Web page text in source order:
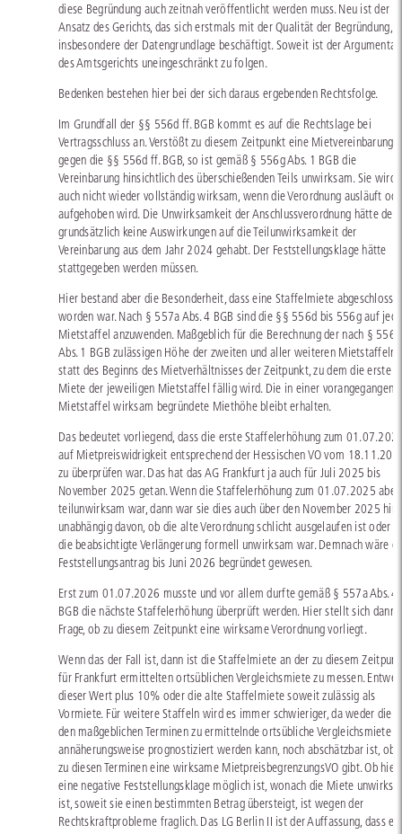
diese Begründung auch zeitnah veröffentlicht werden muss. Neu ist der
Ansatz des Gerichts, das sich erstmals mit der Qualität der Begründung,
insbesondere der Datengrundlage beschäftigt. Soweit ist der
des Amtsgerichts uneingeschränkt zu folgen.
Bedenken bestehen hier bei der sich daraus ergebenden Rechtsfolge.
Im Grundfall der §§ 556d ff. BGB kommt es auf die Rechtslage bei
Vertragsschluss an. Verstößt zu diesem Zeitpunkt eine Mietvereinbarung
gegen die §§ 556d ff. BGB, so ist gemäß § 556g Abs. 1 BGB die
Vereinbarung hinsichtlich des überschießenden Teils unwirksam. Sie wird
auch nicht wieder vollständig wirksam, wenn die Verordnung ausläuft
aufgehoben wird. Die Unwirksamkeit der Anschlussverordnung hätte
grundsätzlich keine Auswirkungen auf die Teilunwirksamkeit der
Vereinbarung aus dem Jahr 2024 gehabt. Der Feststellungsklage hätte
stattgegeben werden müssen.
Hier bestand aber die Besonderheit, dass eine Staffelmiete
worden war. Nach § 557a Abs. 4 BGB sind die §§ 556d bis 556g auf jede
Mietstaffel anzuwenden. Maßgeblich für die Berechnung der nach § 556d
Abs. 1 BGB zulässigen Höhe der zweiten und aller weiteren Mietstaffeln
statt des Beginns des Mietverhältnisses der Zeitpunkt, zu dem die erste
Miete der jeweiligen Mietstaffel fällig wird. Die in einer
Mietstaffel wirksam begründete Miethöhe bleibt erhalten.
Das bedeutet vorliegend, dass die erste Staffelerhöhung zum
auf Mietpreiswidrigkeit entsprechend der Hessischen VO vom
zu überprüfen war. Das hat das AG Frankfurt ja auch für Juli 2025 bis
November 2025 getan. Wenn die Staffelerhöhung zum 01.07.2025 aber
teilunwirksam war, dann war sie dies auch über den November 2025
unabhängig davon, ob die alte Verordnung schlicht ausgelaufen ist oder
die beabsichtigte Verlängerung formell unwirksam war. Demnach wäre
Feststellungsantrag bis Juni 2026 begründet gewesen.
Erst zum 01.07.2026 musste und vor allem durfte gemäß § 557a Abs. 4
BGB die nächste Staffelerhöhung überprüft werden. Hier stellt sich dann
Frage, ob zu diesem Zeitpunkt eine wirksame Verordnung vorliegt.
Wenn das der Fall ist, dann ist die Staffelmiete an der zu diesem
für Frankfurt ermittelten ortsüblichen Vergleichsmiete zu messen.
dieser Wert plus 10% oder die alte Staffelmiete soweit zulässig als
Vormiete. Für weitere Staffeln wird es immer schwieriger, da weder die
den maßgeblichen Terminen zu ermittelnde ortsübliche Vergleichsmiete
annäherungsweise prognostiziert werden kann, noch abschätzbar ist, ob
zu diesen Terminen eine wirksame MietpreisbegrenzungsVO gibt. Ob hier
eine negative Feststellungsklage möglich ist, wonach die Miete
ist, soweit sie einen bestimmten Betrag übersteigt, ist wegen der
Rechtskraftprobleme fraglich. Das LG Berlin II ist der Auffassung, dass ein